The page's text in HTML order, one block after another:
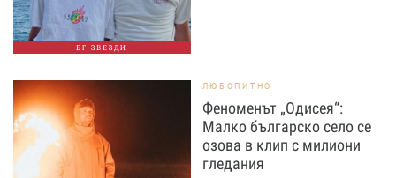
БГ ЗВЕЗДИ
ЛЮБОПИТНО
Феноменът „Одисея“:
Малко българско село се
озова в клип с милиони
гледания